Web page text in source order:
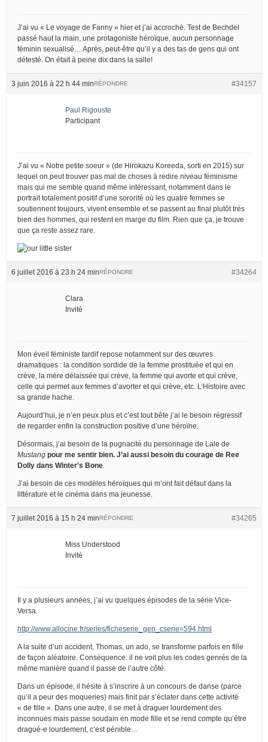
J’ai vu « Le voyage de Fanny » hier et j’ai accroché. Test de Bechdel
passé haut la main, une protagoniste héroïque, aucun personnage
féminin sexualisé… Après, peut-être qu’il y a des tas de gens qui ont
détesté. On était à peine dix dans la salle!
3 juin 2016 à 22 h 44 min #34157
RÉPONDRE
Paul Rigouste
Participant
J’ai vu « Notre petite soeur » (de Hirokazu Koreeda, sorti en 2015) sur
lequel on peut trouver pas mal de choses à redire niveau féminisme
mais qui me semble quand même intéressant, notamment dans le
portrait totalement positif d’une sororité où les quatre femmes se
soutiennent toujours, vivent ensemble et se passent au final plutôt très
bien des hommes, qui restent en marge du film. Rien que ça, je trouve
que ça reste assez rare.
6 juillet 2016 à 23 h 24 min #34264
RÉPONDRE
Clara
Invité
Mon éveil féministe tardif repose notamment sur des œuvres
dramatiques : la condition sordide de la femme prostituée et qui en
crève, la mère délaissée qui crève, la femme qui avorte et qui crève,
celle qui permet aux femmes d’avorter et qui crève, etc. L’Histoire avec
sa grande hache.
Aujourd’hui, je n’en peux plus et c’est tout bête j’ai le besoin régressif
de regarder enfin la construction positive d’une héroïne.
Désormais, j’ai besoin de la pugnacité du personnage de Lale de
Mustang pour me sentir bien. J’ai aussi besoin du courage de Ree
Dolly dans Winter’s Bone
J’ai besoin de ces modèles héroïques qui m’ont fait défaut dans la
littérature et le cinéma dans ma jeunesse.
7 juillet 2016 à 15 h 24 min #34265
RÉPONDRE
Miss Understood
Invité
Il y a plusieurs années, j’ai vu quelques épisodes de la série Vice-
Versa.
http://www.allocine.fr/series/ficheserie_gen_cserie=594.html
A la suite d’un accident, Thomas, un ado, se transforme parfois en fille
de façon aléatoire. Conséquence: il ne voit plus les codes genrés de la
même manière quand il passe de l’autre côté.
Dans un épisode, il hésite à s’inscrire à un concours de danse (parce
qu’il a peur des moqueries) mais finit par s’éclater dans cette activité
« de fille ». Dans une autre, il se met à draguer lourdement des
inconnues mais passe soudain en mode fille et se rend compte qu’être
dragué-e lourdement, c’est pénible…